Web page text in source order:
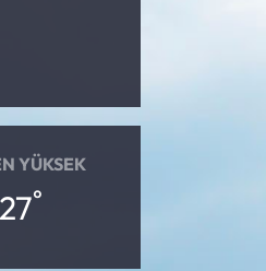
YÜKSEK
°